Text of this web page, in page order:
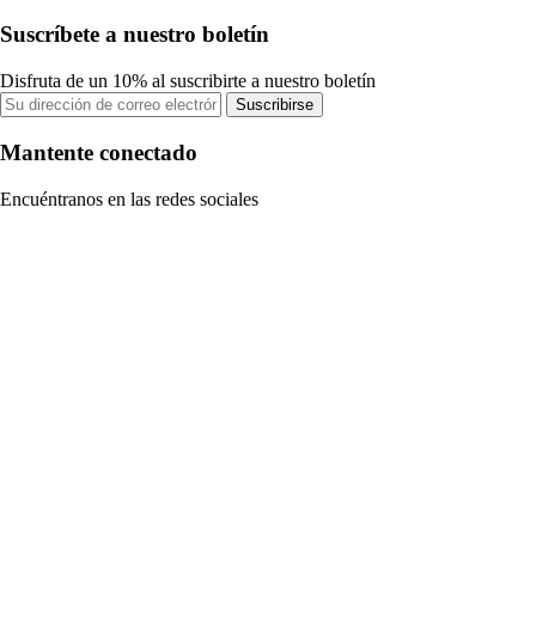
Suscríbete a nuestro boletín
Disfruta de un 10% al suscribirte a nuestro boletín
Suscribirse
Mantente conectado
Encuéntranos en las redes sociales